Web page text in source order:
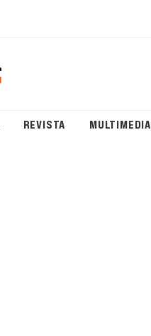
REVISTA MULTIMEDIA